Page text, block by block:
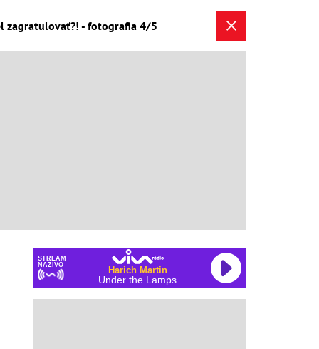
zagratulovať?! - fotografia 4/5
STREAM
NAŽIVO
Harich Martin
Under the Lamps